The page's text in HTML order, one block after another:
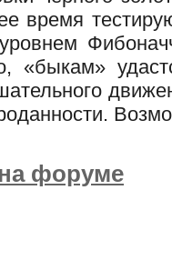
время
«быкам»
форуме